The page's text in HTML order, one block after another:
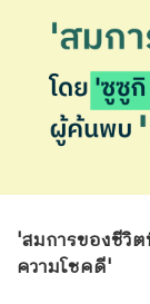
'สมการของชีวิ
ความโชคดี'